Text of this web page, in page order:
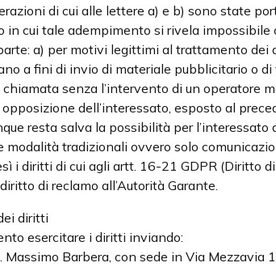
di cui alle lettere a) e b) sono state
in cui tale adempimento si rivela
a) per motivi legittimi al trattamento
a fini di invio di materiale pubblicitario o
senza l’intervento di un operatore
dell’interessato, esposto al
resta salva la possibilità per
tradizionali ovvero solo
i diritti di cui agli artt. 16-21 GDPR (Diritto
di reclamo all’Autorità Garante.
diritti
esercitare i diritti inviando:
Barbera, con sede in Via Mezzavia